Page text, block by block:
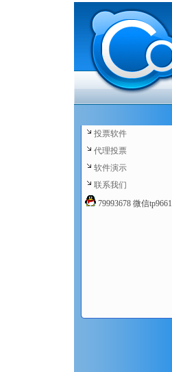
投票软件
代理投票
软件演示
联系我们
79993678 微信tp9661